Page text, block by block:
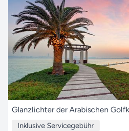
Glanzlichter der Arabischen
Inklusive Servicegebühr